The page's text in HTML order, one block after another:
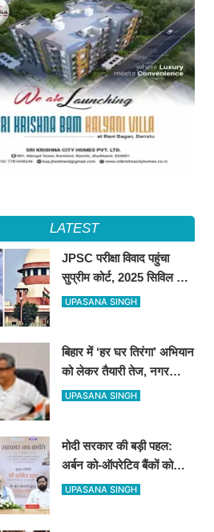
LATEST
JPSC परीक्षा विवाद पहुंचा
सुप्रीम कोर्ट, 2025 सिविल सेवा
प्रीलिम्स रद्द कर दोबारा कराने
UPASANA SINGH
बिहार में ‘हर घर तिरंगा’ अभियान
को लेकर तैयारी तेज, नगर
निकायों को व्यापक जनभागीदारी
UPASANA SINGH
मोदी सरकार की बड़ी पहल:
अर्बन को-ऑपरेटिव बैंकों को
मिलेगा तकनीकी सहारा, मुंबई में
UPASANA SINGH